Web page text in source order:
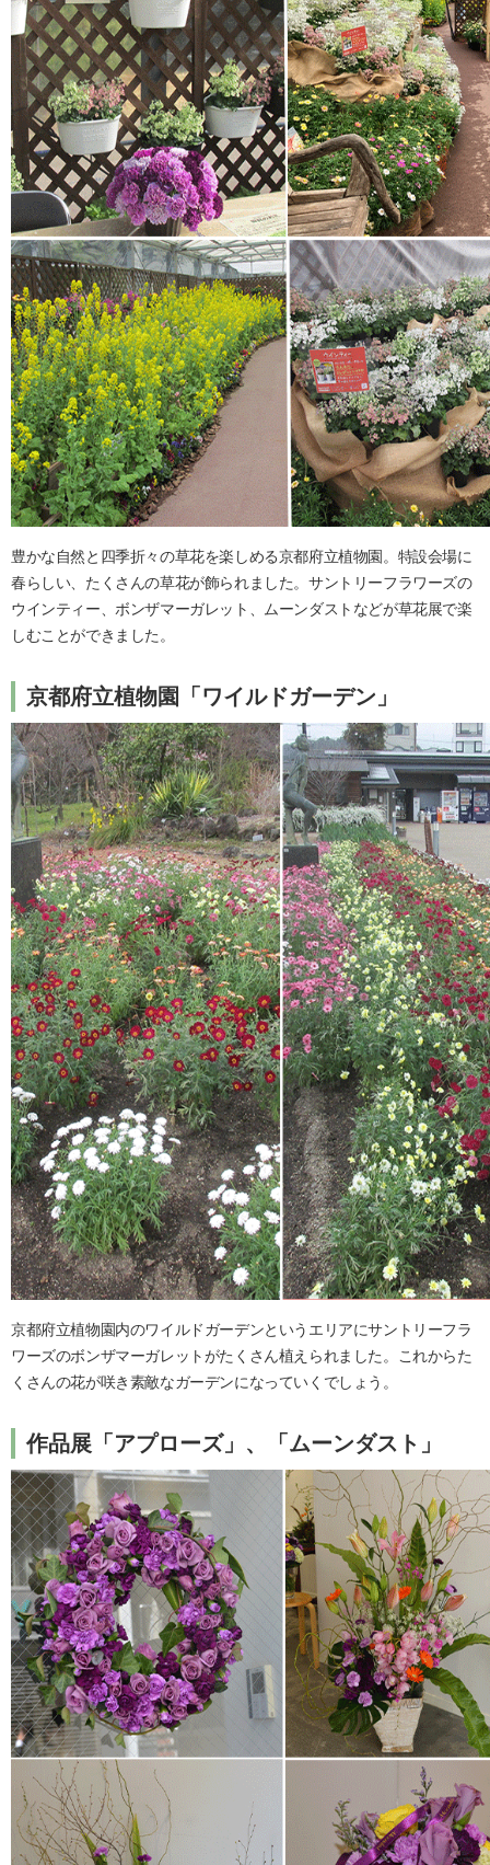
豊かな自然と四季折々の草花を楽しめる京都府立植物園。特設会場に
春らしい、たくさんの草花が飾られました。サントリーフラワーズの
ウインティー、ボンザマーガレット、ムーンダストなどが草花展で楽
しむことができました。
京都府立植物園「ワイルドガーデン」
京都府立植物園内のワイルドガーデンというエリアにサントリーフラ
ワーズのボンザマーガレットがたくさん植えられました。これからた
くさんの花が咲き素敵なガーデンになっていくでしょう。
作品展「アプローズ」、「ムーンダスト」